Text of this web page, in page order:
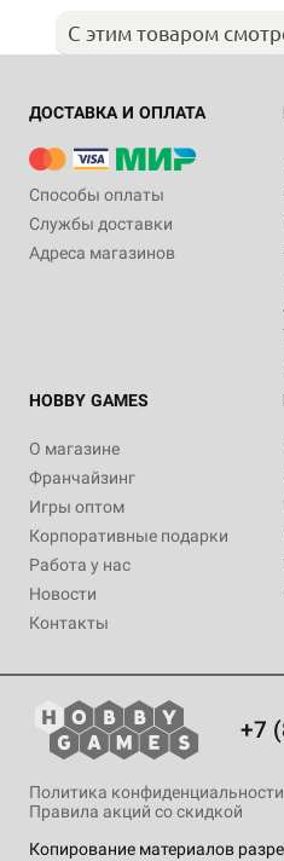
С этим товаром
ДОСТАВКА И ОПЛАТА
Способы оплаты
Службы доставки
Адреса магазинов
HOBBY GAMES
О магазине
Франчайзинг
Игры оптом
Корпоративные подарки
Работа у нас
Новости
Контакты
+7
Копирование материалов
Политика конфиденциальности
Правила акций со скидкой